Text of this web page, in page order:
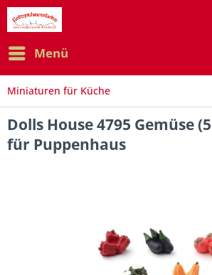
Menü
Miniaturen für Küche
Dolls House 4795 Gemüse
für Puppenhaus